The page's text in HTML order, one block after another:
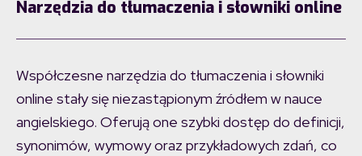
Narzędzia do tłumaczenia i słowniki online
Współczesne narzędzia do tłumaczenia i słowniki
online stały się niezastąpionym źródłem w nauce
angielskiego. Oferują one szybki dostęp do definicji,
synonimów, wymowy oraz przykładowych zdań, co